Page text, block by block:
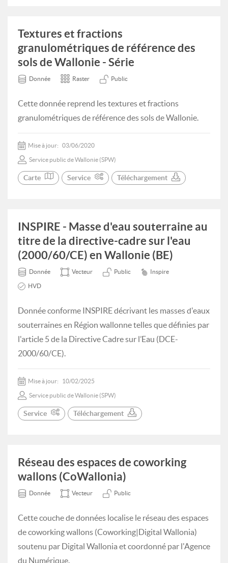
Textures et fractions
granulométriques de référence des
sols de Wallonie - Série
Donnée Raster Public
Cette donnée reprend les textures et fractions
granulométriques de référence des sols de Wallonie.
Mise à jour: 03/06/2020
Service public de Wallonie (SPW)
Carte Service Téléchargement
INSPIRE - Masse d'eau souterraine au
titre de la directive-cadre sur l'eau
(2000/60/CE) en Wallonie (BE)
Donnée Vecteur Public Inspire
HVD
Donnée conforme INSPIRE décrivant les masses d'eaux
souterraines en Région wallonne telles que définies par
l'article 5 de la Directive Cadre sur l’Eau (DCE-
2000/60/CE).
Mise à jour: 10/02/2025
Service public de Wallonie (SPW)
Service Téléchargement
Réseau des espaces de coworking
wallons (CoWallonia)
Donnée Vecteur Public
Cette couche de données localise le réseau des espaces
de coworking wallons (Coworking|Digital Wallonia)
soutenu par Digital Wallonia et coordonné par l'Agence
du Numérique.